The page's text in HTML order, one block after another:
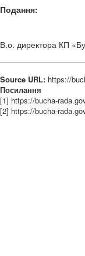
Подання:
В.о.
Source URL: https://
Посилання
[1] https://bucha-
[2] https://bucha-